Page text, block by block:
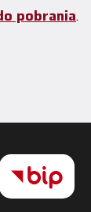
pobrania.